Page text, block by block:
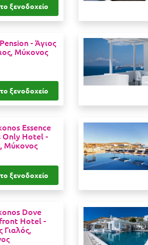
ξενοδοχείο
-Άγιος
Μύκονος
ξενοδοχείο
Essence
Only Hotel -
Μύκονος
ξενοδοχείο
Dove
Hotel -
Γιαλός,